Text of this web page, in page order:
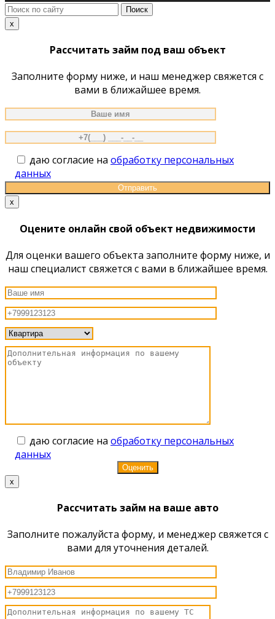
Поиск
по
x
Рассчитать займ под ваш объект
Заполните форму ниже, и наш менеджер свяжется с
вами в ближайшее время.
даю согласие на обработку персональных
данных
x
Оцените онлайн свой объект недвижимости
Для оценки вашего объекта заполните форму ниже, и
наш специалист свяжется с вами в ближайшее время.
даю согласие на обработку персональных
данных
x
Рассчитать займ на ваше авто
Заполните пожалуйста форму, и менеджер свяжется с
вами для уточнения деталей.